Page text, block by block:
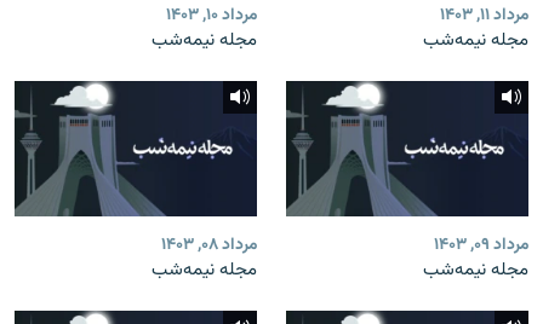
مرداد ۱۱, ۱۴۰۳
مجله نیمه‌شب
مرداد ۱۰, ۱۴۰۳
مجله نیمه‌شب
مرداد ۰۹, ۱۴۰۳
مجله نیمه‌شب
مرداد ۰۸, ۱۴۰۳
مجله نیمه‌شب